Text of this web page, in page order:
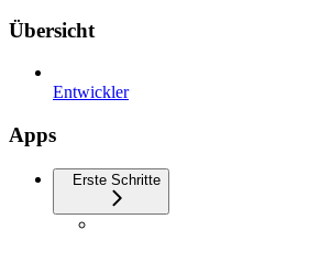
Übersicht
Entwickler
Apps
Erste Schritte